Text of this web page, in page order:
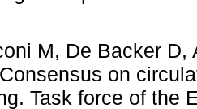
M, De Backer
on
Task force of the